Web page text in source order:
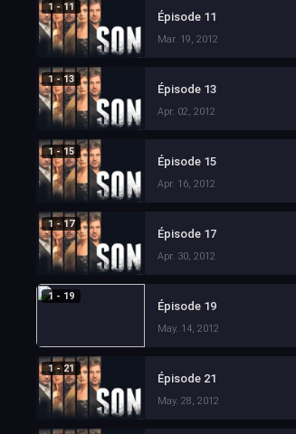
1 - 11
Épisode 11
Mar. 19, 2012
1 - 13
Épisode 13
Apr. 02, 2012
1 - 15
Épisode 15
Apr. 16, 2012
1 - 17
Épisode 17
Apr. 30, 2012
1 - 19
Épisode 19
May. 14, 2012
1 - 21
Épisode 21
May. 28, 2012